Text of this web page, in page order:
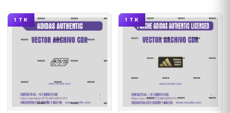
1 TK 1 TK